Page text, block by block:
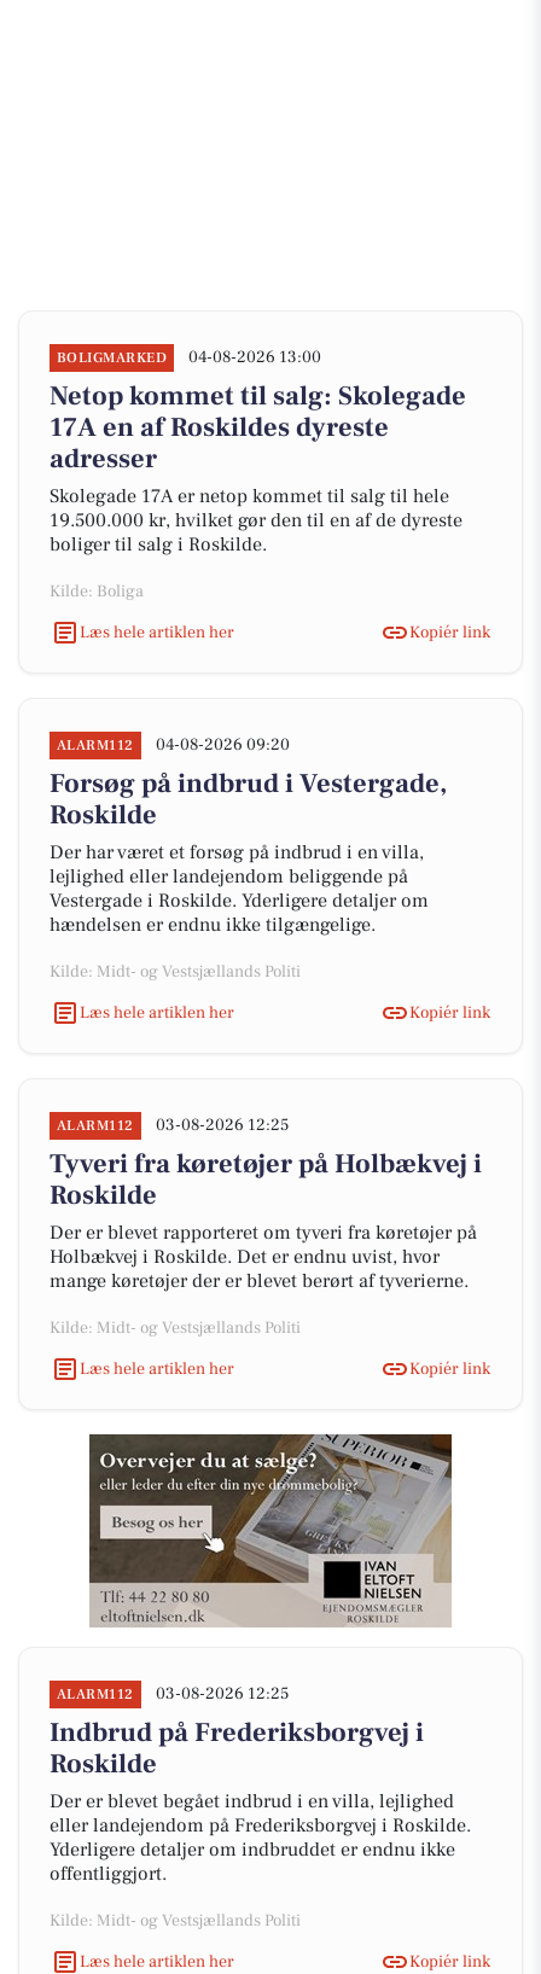
BOLIGMARKED 04-08-2026 13:00
Netop kommet til salg: Skolegade
17A en af Roskildes dyreste
adresser
Skolegade 17A er netop kommet til salg til hele
19.500.000 kr, hvilket gør den til en af de dyreste
boliger til salg i Roskilde.
Kilde: Boliga
Læs hele artiklen her
Kopiér link
ALARM112 04-08-2026 09:20
Forsøg på indbrud i Vestergade,
Roskilde
Der har været et forsøg på indbrud i en villa,
lejlighed eller landejendom beliggende på
Vestergade i Roskilde. Yderligere detaljer om
hændelsen er endnu ikke tilgængelige.
Kilde: Midt- og Vestsjællands Politi
Læs hele artiklen her
Kopiér link
ALARM112 03-08-2026 12:25
Tyveri fra køretøjer på Holbækvej i
Roskilde
Der er blevet rapporteret om tyveri fra køretøjer på
Holbækvej i Roskilde. Det er endnu uvist, hvor
mange køretøjer der er blevet berørt af tyverierne.
Kilde: Midt- og Vestsjællands Politi
Læs hele artiklen her
Kopiér link
ALARM112 03-08-2026 12:25
Indbrud på Frederiksborgvej i
Roskilde
Der er blevet begået indbrud i en villa, lejlighed
eller landejendom på Frederiksborgvej i Roskilde.
Yderligere detaljer om indbruddet er endnu ikke
offentliggjort.
Kilde: Midt- og Vestsjællands Politi
Læs hele artiklen her
Kopiér link